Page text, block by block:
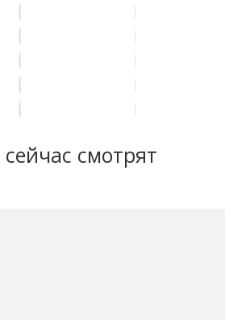
сейчас смотрят